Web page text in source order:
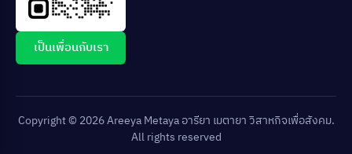
เป็นเพื่อนกับเรา
Copyright © 2026 Areeya Metaya อารียา เมตายา วิสาหกิจเพื่อสังคม.
All rights reserved